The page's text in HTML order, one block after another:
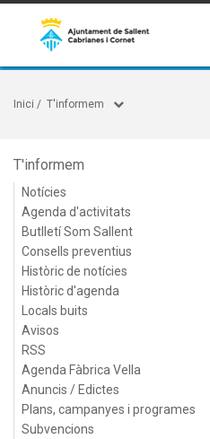
Inici / T'informem
T'informem
Notícies
Agenda d'activitats
Butlletí Som Sallent
Consells preventius
Històric de notícies
Històric d'agenda
Locals buits
Avisos
RSS
Agenda Fàbrica Vella
Anuncis / Edictes
Plans, campanyes i programes
Subvencions